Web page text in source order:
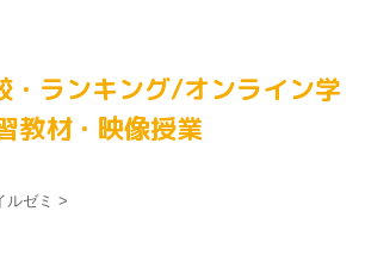
・ランキング/オンライン学
教材・映像授業
ルゼミ >